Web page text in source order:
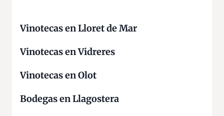
Vinotecas en Lloret de Mar
Vinotecas en Vidreres
Vinotecas en Olot
Bodegas en Llagostera